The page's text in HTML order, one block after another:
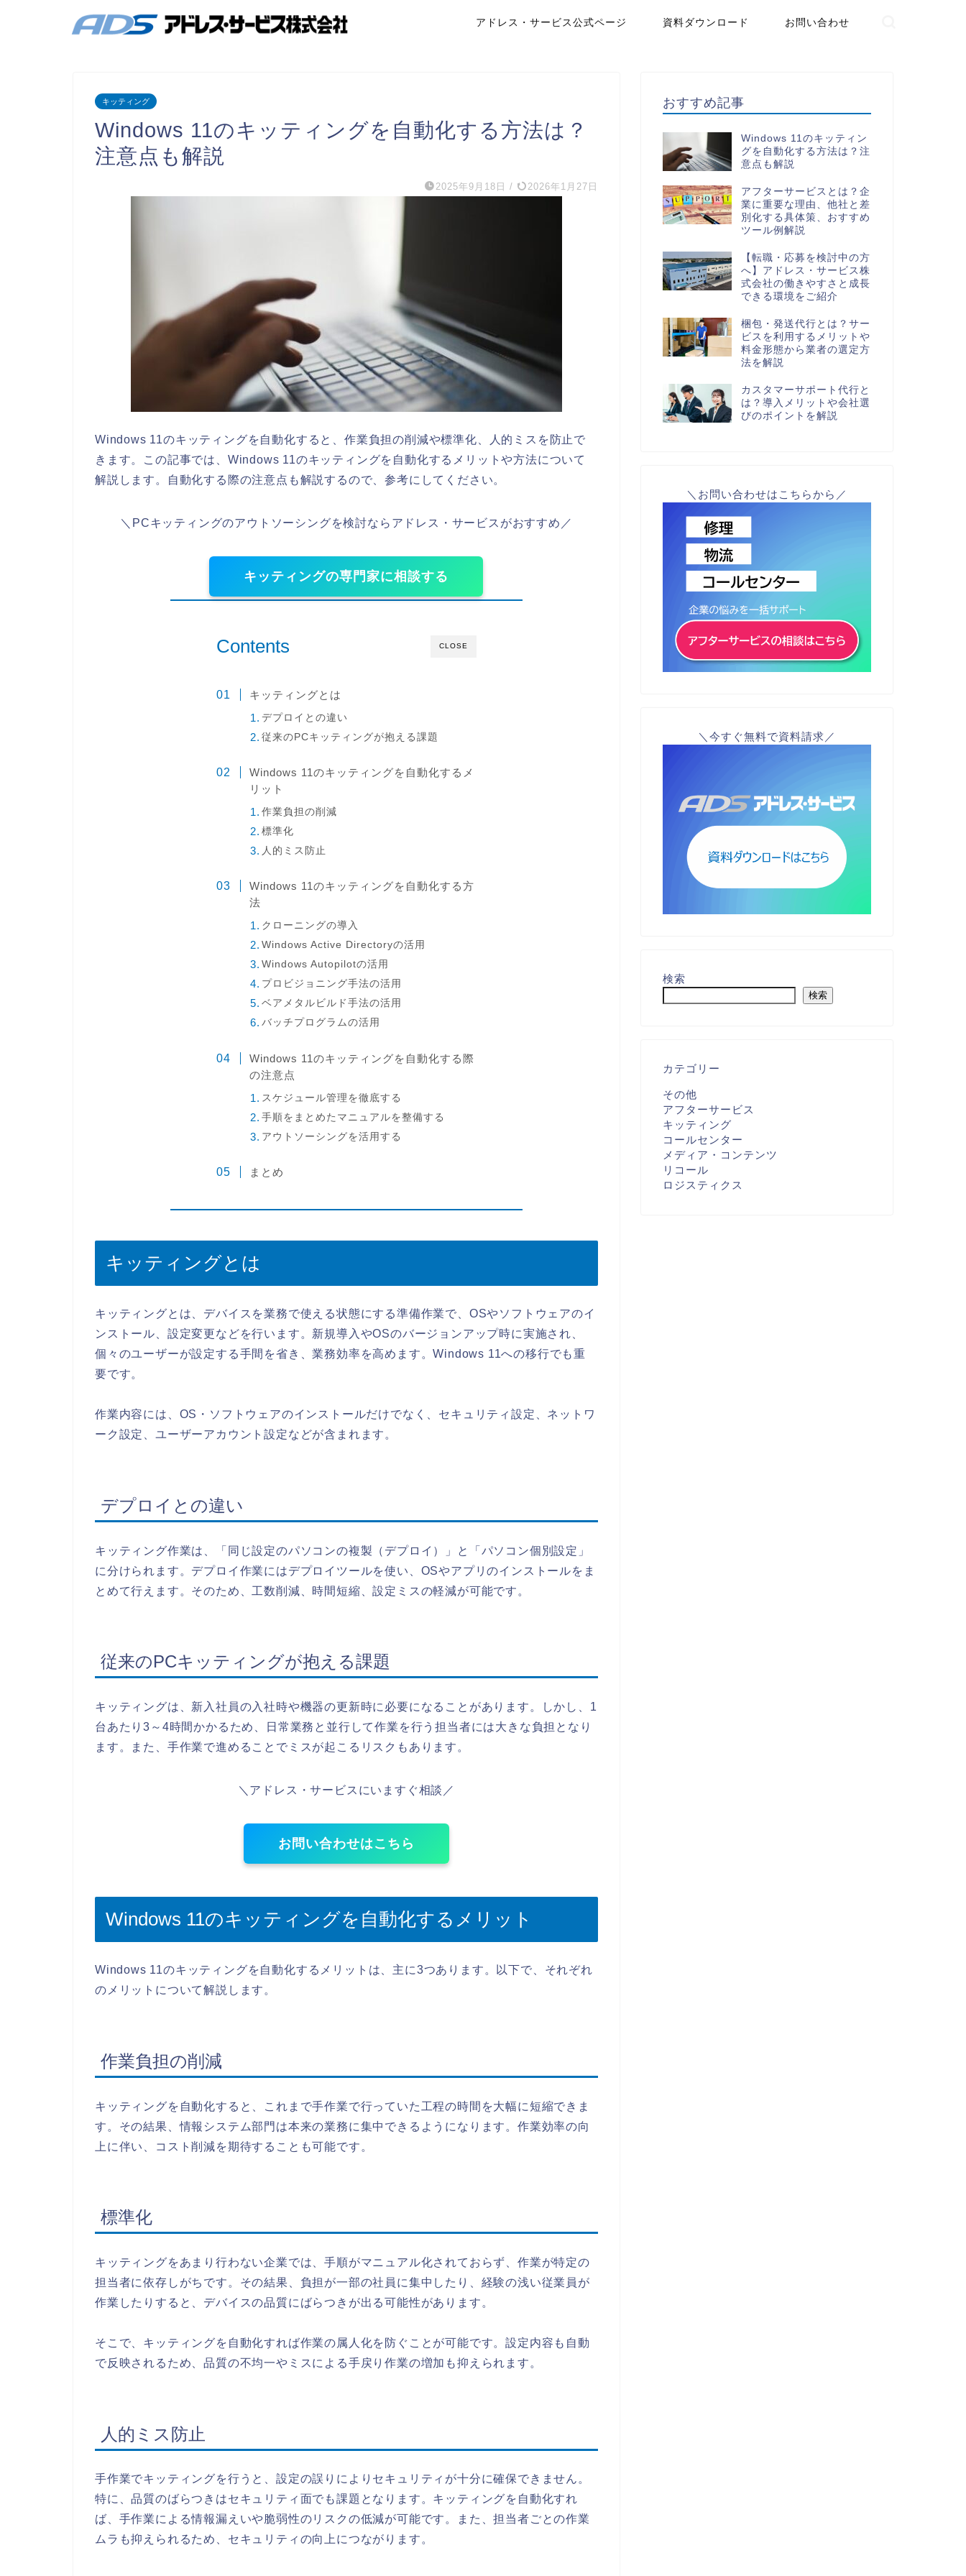
アドレス・サービス公式ページ 資料ダウンロード お問い合わせ
キッティング
Windows 11のキッティングを自動化する方法は？
注意点も解説
2025年9月18日 / 2026年1月27日
Windows 11のキッティングを自動化すると、作業負担の削減や標準化、人的ミスを防止で
きます。この記事では、Windows 11のキッティングを自動化するメリットや方法について
解説します。自動化する際の注意点も解説するので、参考にしてください。
＼PCキッティングのアウトソーシングを検討ならアドレス・サービスがおすすめ／
キッティングの専門家に相談する
CLOSE
Contents
キッティングとは
デプロイとの違い
従来のPCキッティングが抱える課題
Windows 11のキッティングを自動化するメ
リット
作業負担の削減
標準化
人的ミス防止
Windows 11のキッティングを自動化する方
法
クローニングの導入
Windows Active Directoryの活用
Windows Autopilotの活用
プロビジョニング手法の活用
ベアメタルビルド手法の活用
バッチプログラムの活用
Windows 11のキッティングを自動化する際
の注意点
スケジュール管理を徹底する
手順をまとめたマニュアルを整備する
アウトソーシングを活用する
まとめ
キッティングとは
キッティングとは、デバイスを業務で使える状態にする準備作業で、OSやソフトウェアのイ
ンストール、設定変更などを行います。新規導入やOSのバージョンアップ時に実施され、
個々のユーザーが設定する手間を省き、業務効率を高めます。Windows 11への移行でも重
要です。
作業内容には、OS・ソフトウェアのインストールだけでなく、セキュリティ設定、ネットワ
ーク設定、ユーザーアカウント設定などが含まれます。
デプロイとの違い
キッティング作業は、「同じ設定のパソコンの複製（デプロイ）」と「パソコン個別設定」
に分けられます。デプロイ作業にはデプロイツールを使い、OSやアプリのインストールをま
とめて行えます。そのため、工数削減、時間短縮、設定ミスの軽減が可能です。
従来のPCキッティングが抱える課題
キッティングは、新入社員の入社時や機器の更新時に必要になることがあります。しかし、1
台あたり3～4時間かかるため、日常業務と並行して作業を行う担当者には大きな負担となり
ます。また、手作業で進めることでミスが起こるリスクもあります。
＼アドレス・サービスにいますぐ相談／
お問い合わせはこちら
Windows 11のキッティングを自動化するメリット
Windows 11のキッティングを自動化するメリットは、主に3つあります。以下で、それぞれ
のメリットについて解説します。
作業負担の削減
キッティングを自動化すると、これまで手作業で行っていた工程の時間を大幅に短縮できま
す。その結果、情報システム部門は本来の業務に集中できるようになります。作業効率の向
上に伴い、コスト削減を期待することも可能です。
標準化
キッティングをあまり行わない企業では、手順がマニュアル化されておらず、作業が特定の
担当者に依存しがちです。その結果、負担が一部の社員に集中したり、経験の浅い従業員が
作業したりすると、デバイスの品質にばらつきが出る可能性があります。
そこで、キッティングを自動化すれば作業の属人化を防ぐことが可能です。設定内容も自動
で反映されるため、品質の不均一やミスによる手戻り作業の増加も抑えられます。
人的ミス防止
手作業でキッティングを行うと、設定の誤りによりセキュリティが十分に確保できません。
特に、品質のばらつきはセキュリティ面でも課題となります。キッティングを自動化すれ
ば、手作業による情報漏えいや脆弱性のリスクの低減が可能です。また、担当者ごとの作業
ムラも抑えられるため、セキュリティの向上につながります。
おすすめ記事
Windows 11のキッティン
グを自動化する方法は？注
意点も解説
アフターサービスとは？企
業に重要な理由、他社と差
別化する具体策、おすすめ
ツール例解説
【転職・応募を検討中の方
へ】アドレス・サービス株
式会社の働きやすさと成長
できる環境をご紹介
梱包・発送代行とは？サー
ビスを利用するメリットや
料金形態から業者の選定方
法を解説
カスタマーサポート代行と
は？導入メリットや会社選
びのポイントを解説
＼お問い合わせはこちらから／
＼今すぐ無料で資料請求／
検索
検索
カテゴリー
その他
アフターサービス
キッティング
コールセンター
メディア・コンテンツ
リコール
ロジスティクス